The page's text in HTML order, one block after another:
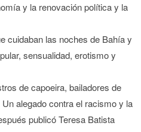
y la renovación política y la
cuidaban las noches de Bahía y
sensualidad, erotismo y
de capoeira, bailadores de
alegado contra el racismo y la
publicó Teresa Batista